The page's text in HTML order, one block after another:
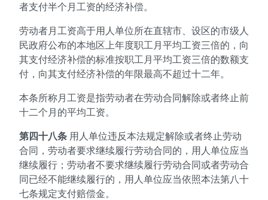
者支付半个月工资的经济补偿。
劳动者月工资高于用人单位所在直辖市、设区的市级人
民政府公布的本地区上年度职工月平均工资三倍的，向
其支付经济补偿的标准按职工月平均工资三倍的数额支
付，向其支付经济补偿的年限最高不超过十二年。
本条所称月工资是指劳动者在劳动合同解除或者终止前
十二个月的平均工资。
第四十八条 用人单位违反本法规定解除或者终止劳动
合同，劳动者要求继续履行劳动合同的，用人单位应当
继续履行；劳动者不要求继续履行劳动合同或者劳动合
同已经不能继续履行的，用人单位应当依照本法第八十
七条规定支付赔偿金。